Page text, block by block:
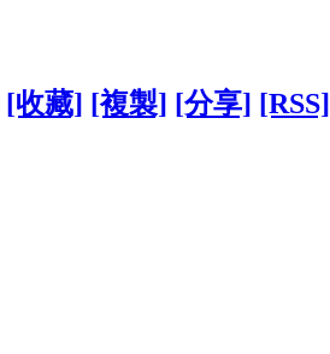
[收藏] [複製] [分享] [RSS]